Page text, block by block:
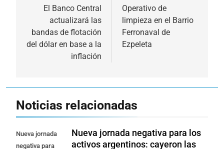
entradas
El Banco Central
actualizará las
bandas de flotación
del dólar en base a la
inflación
Operativo de
limpieza en el Barrio
Ferronaval de
Ezpeleta
Noticias relacionadas
Nueva jornada
negativa para
Nueva jornada negativa para los
activos argentinos: cayeron las